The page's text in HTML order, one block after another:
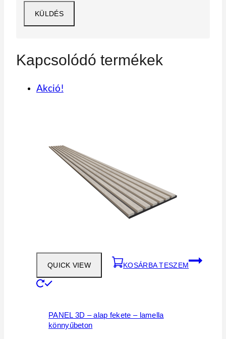
Kapcsolódó termékek
Akció!
QUICK VIEW KOSÁRBA TESZEM
PANEL 3D – alap fekete – lamella
könnyűbeton